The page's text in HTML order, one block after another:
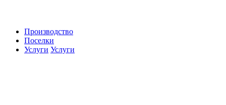
Производство
Поселки
Услуги Услуги